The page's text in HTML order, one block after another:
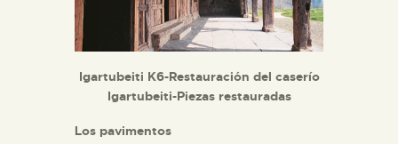
Igartubeiti K6-Restauración del caserío
Igartubeiti-Piezas restauradas
Los pavimentos